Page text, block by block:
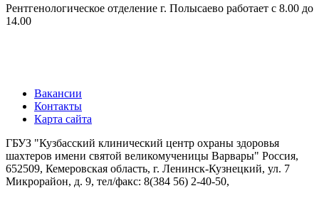
Рентгенологическое отделение г. Полысаево работает с 8.00 до
14.00
Вакансии
Контакты
Карта сайта
ГБУЗ "Кузбасский клинический центр охраны здоровья
шахтеров имени святой великомученицы Варвары" Россия,
652509, Кемеровская область, г. Ленинск-Кузнецкий, ул. 7
Микрорайон, д. 9, тел/факс: 8(384 56) 2-40-50,